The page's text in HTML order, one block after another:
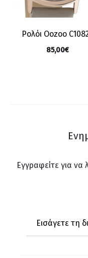
Ρολόι Oozoo
85,00€
Εγγραφείτε για